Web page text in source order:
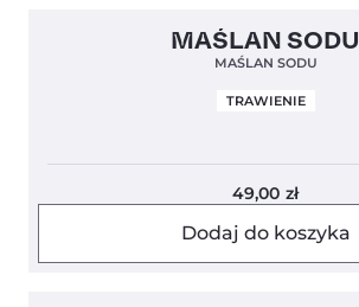
MAŚLAN SODU
MAŚLAN SODU
TRAWIENIE
49,00 zł
Dodaj do koszyka